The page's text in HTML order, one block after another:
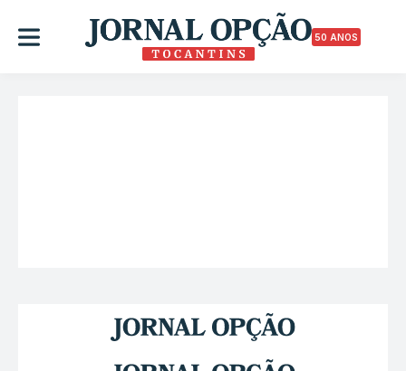
50 ANOS